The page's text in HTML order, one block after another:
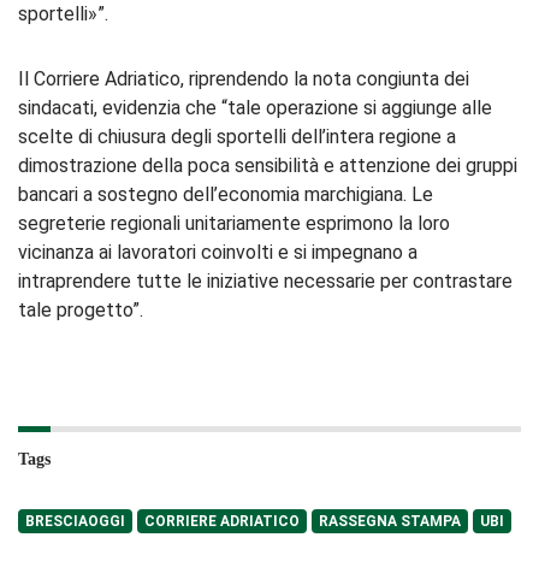
sportelli»”.
Il Corriere Adriatico, riprendendo la nota congiunta dei
sindacati, evidenzia che “tale operazione si aggiunge alle
scelte di chiusura degli sportelli dell’intera regione a
dimostrazione della poca sensibilità e attenzione dei gruppi
bancari a sostegno dell’economia marchigiana. Le
segreterie regionali unitariamente esprimono la loro
vicinanza ai lavoratori coinvolti e si impegnano a
intraprendere tutte le iniziative necessarie per contrastare
tale progetto”.
Tags
BRESCIAOGGI CORRIERE ADRIATICO RASSEGNA STAMPA UBI